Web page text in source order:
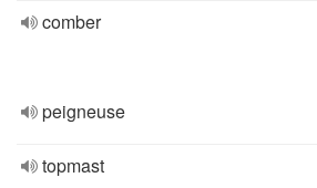
comber
peigneuse
topmast